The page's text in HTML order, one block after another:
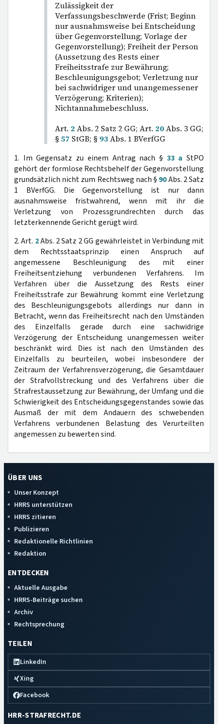
Zulässigkeit der
Verfassungsbeschwerde (Frist; Beginn
nur ausnahmsweise bei Entscheidung
über Gegenvorstellung; Vorlage der
Gegenvorstellung); Freiheit der Person
(Aussetzung des Rests einer
Freiheitsstrafe zur Bewährung;
Beschleunigungsgebot; Verletzung nur
bei sachwidriger und unangemessener
Verzögerung; Kriterien);
Nichtannahmebeschluss.
Art. 2 Abs. 2 Satz 2 GG; Art. 20Abs. 3 GG;
§ 57 StGB; § 93Abs. 1 BVerfGG
1. Im Gegensatz zu einem Antrag nach § 33 a StPO
gehört der formlose Rechtsbehelf der Gegenvorstellung
grundsätzlich nicht zum Rechtsweg nach § 90Abs. 2 Satz
1 BVerfGG. Die Gegenvorstellung ist nur dann
ausnahmsweise fristwahrend, wenn mit ihr die
Verletzung von Prozessgrundrechten durch das
letzterkennende Gericht gerügt wird.
2. Art. 2Abs. 2 Satz 2 GG gewährleistet in Verbindung mit
dem Rechtsstaatsprinzip einen Anspruch auf
angemessene Beschleunigung des mit einer
Freiheitsentziehung verbundenen Verfahrens. Im
Verfahren über die Aussetzung des Rests einer
Freiheitsstrafe zur Bewährung kommt eine Verletzung
des Beschleunigungsgebots allerdings nur dann in
Betracht, wenn das Freiheitsrecht nach den Umständen
des Einzelfalls gerade durch eine sachwidrige
Verzögerung der Entscheidung unangemessen weiter
beschränkt wird. Dies ist nach den Umständen des
Einzelfalls zu beurteilen, wobei insbesondere der
Zeitraum der Verfahrensverzögerung, die Gesamtdauer
der Strafvollstreckung und des Verfahrens über die
Strafrestaussetzung zur Bewährung, der Umfang und die
Schwierigkeit des Entscheidungsgegenstandes sowie das
Ausmaß der mit dem Andauern des schwebenden
Verfahrens verbundenen Belastung des Verurteilten
angemessen zu bewerten sind.
ÜBER UNS
Unser Konzept
HRRS unterstützen
HRRS zitieren
Publizieren
Redaktionelle Richtlinien
Redaktion
ENTDECKEN
Aktuelle Ausgabe
HRRS-Beiträge suchen
Archiv
Rechtsprechung
TEILEN
LinkedIn
Xing
Facebook
HRR-STRAFRECHT.DE